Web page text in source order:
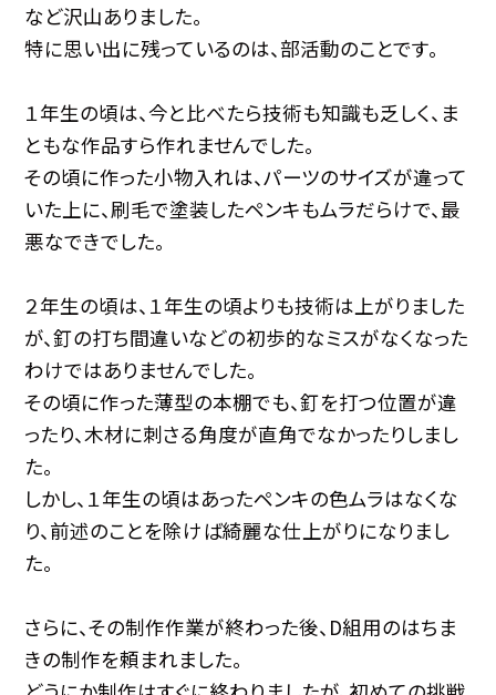
など沢山ありました。
特に思い出に残っているのは、部活動のことです。
１年生の頃は、今と比べたら技術も知識も乏しく、ま
ともな作品すら作れませんでした。
その頃に作った小物入れは、パーツのサイズが違って
いた上に、刷毛で塗装したペンキもムラだらけで、最
悪なできでした。
２年生の頃は、１年生の頃よりも技術は上がりました
が、釘の打ち間違いなどの初歩的なミスがなくなった
わけではありませんでした。
その頃に作った薄型の本棚でも、釘を打つ位置が違
ったり、木材に刺さる角度が直角でなかったりしまし
た。
しかし、１年生の頃はあったペンキの色ムラはなくな
り、前述のことを除けば綺麗な仕上がりになりまし
た。
さらに、その制作作業が終わった後、D組用のはちま
きの制作を頼まれました。